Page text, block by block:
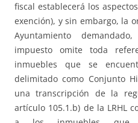
fiscal establecerá los
exención), y sin embargo, la
Ayuntamiento
impuesto omite toda
inmuebles que se
delimitado como Conjunto
una transcripción de la
artículo 105.1.b) de la LRHL